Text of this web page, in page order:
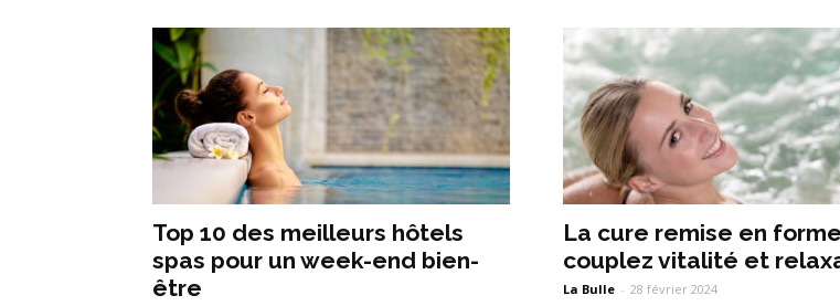
Top 10 des meilleurs hôtels
spas pour un week-end bien-
être
La cure remise en
couplez vitalité et
La Bulle - 28 février 2024